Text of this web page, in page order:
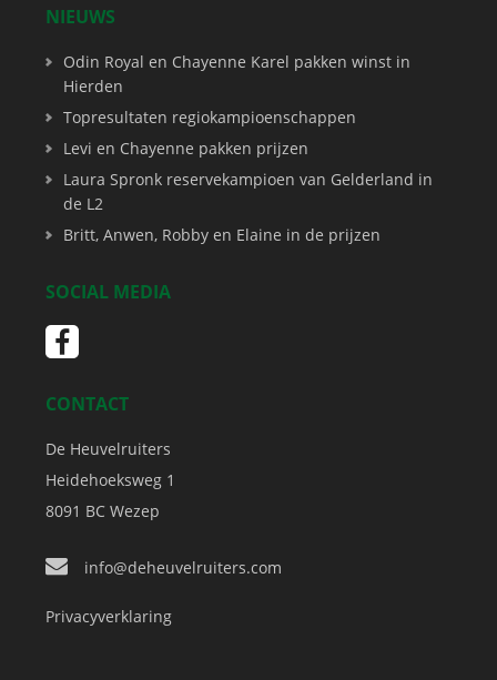
NIEUWS
Odin Royal en Chayenne Karel pakken winst in
Hierden
Topresultaten regiokampioenschappen
Levi en Chayenne pakken prijzen
Laura Spronk reservekampioen van Gelderland in
de L2
Britt, Anwen, Robby en Elaine in de prijzen
SOCIAL MEDIA
CONTACT
De Heuvelruiters
Heidehoeksweg 1
8091 BC Wezep
info@deheuvelruiters.com
Privacyverklaring